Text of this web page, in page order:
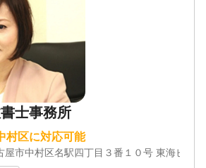
告 / 相続手続き
可 / 女性スタッフ対応可 / 土日相談
/ 18時以降相談可 / オンライン面談
士事務所
村区に対応可能
屋市中村区名駅四丁目３番１０号 東海ビル